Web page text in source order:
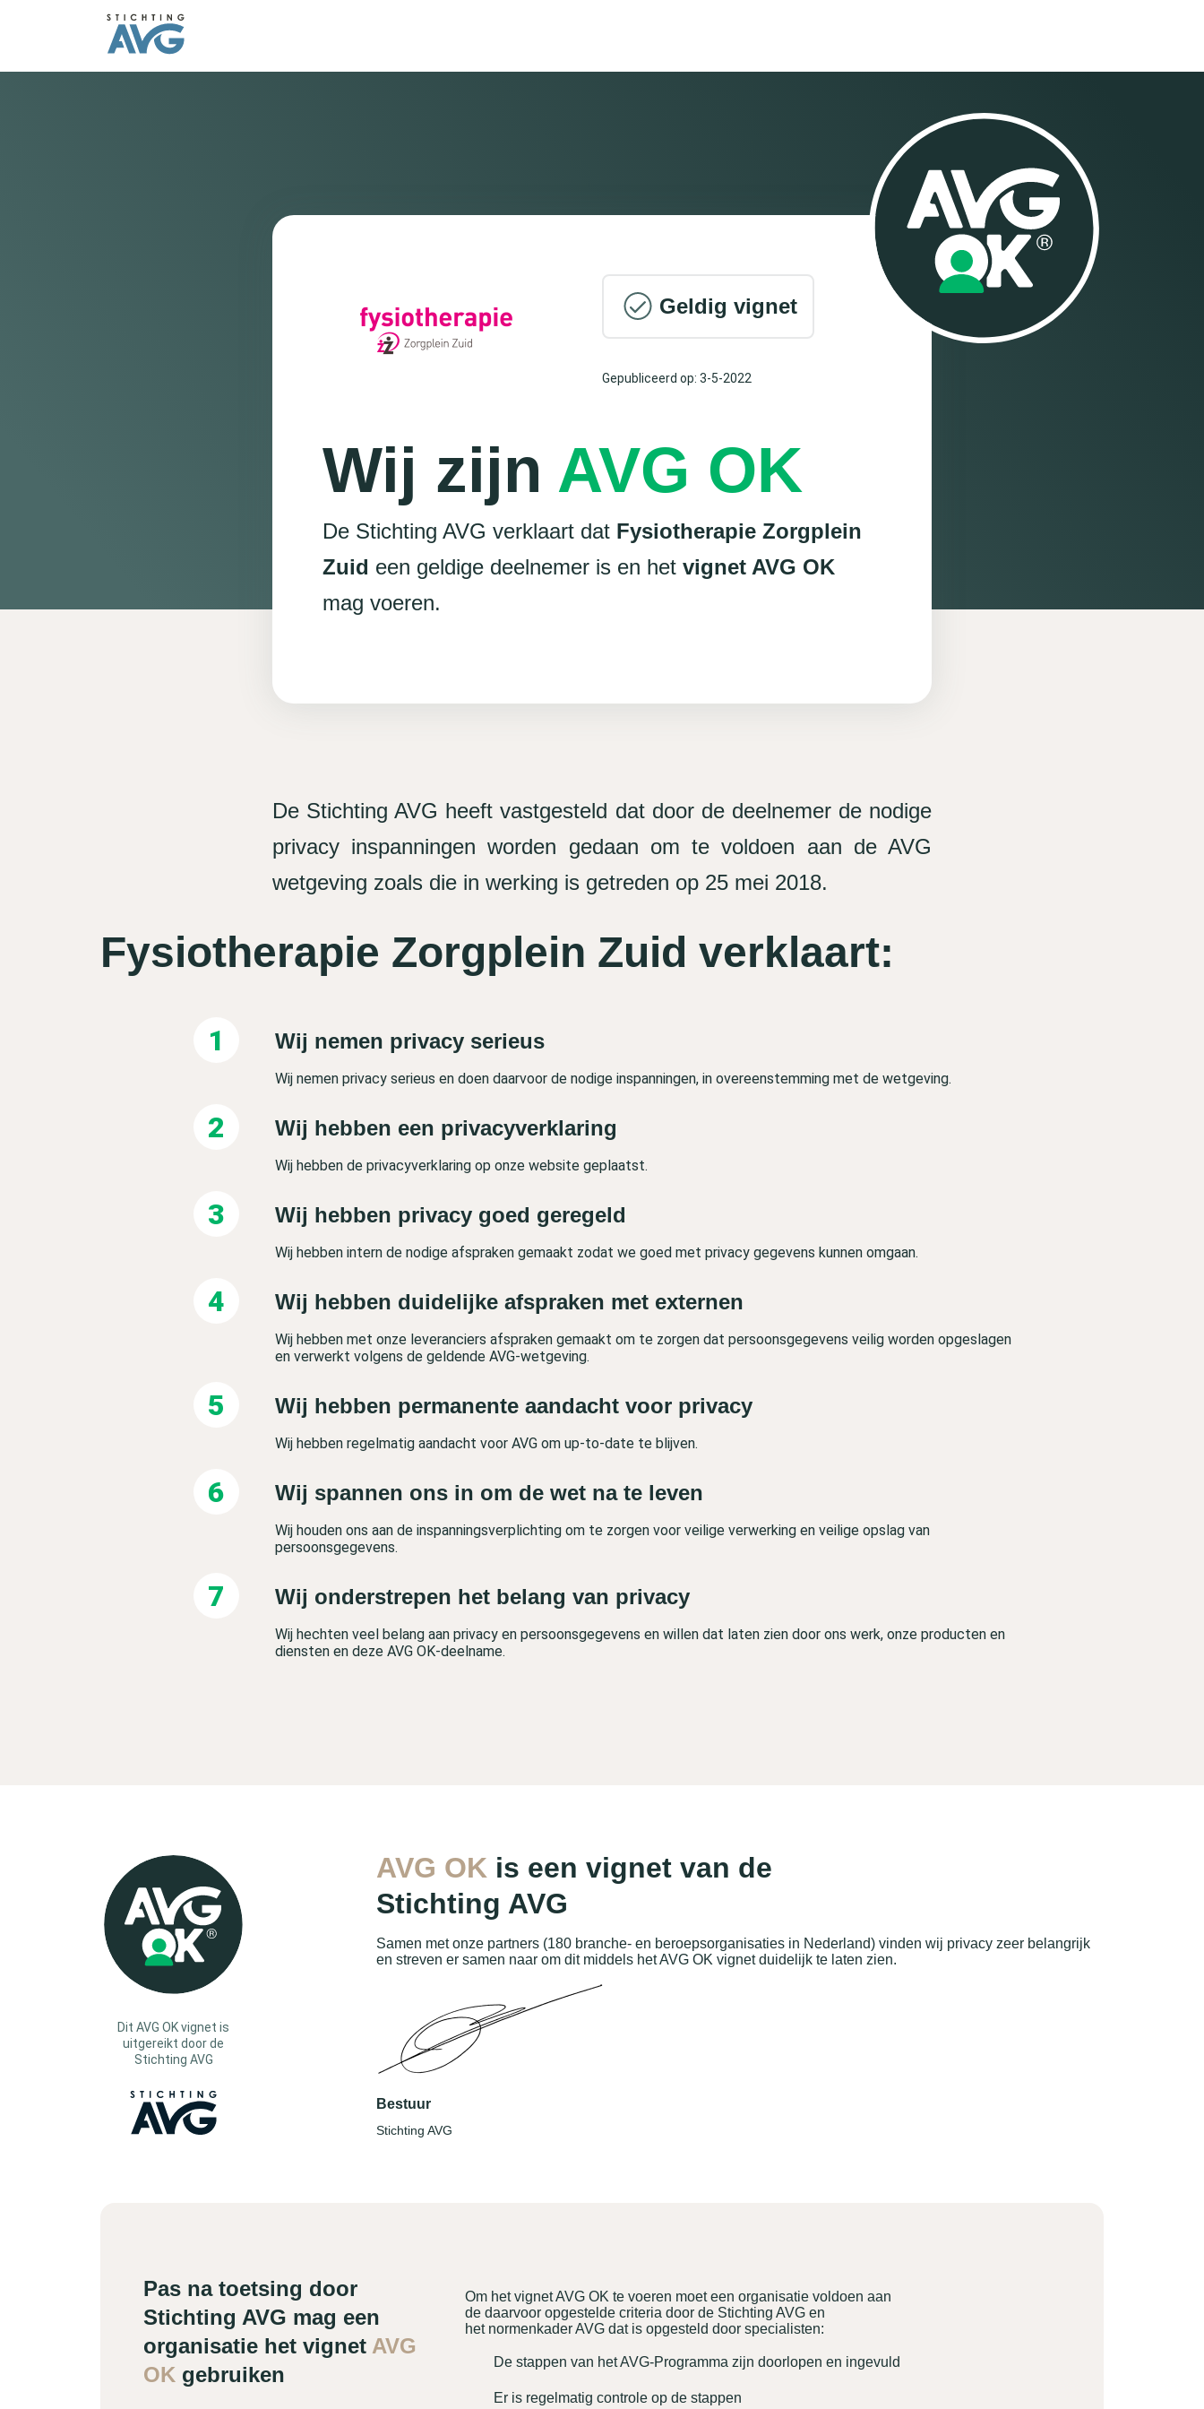
Geldig vignet
Gepubliceerd op: 3-5-2022
Wij zijn AVG OK
De Stichting AVG verklaart dat Fysiotherapie Zorgplein
Zuid een geldige deelnemer is en het vignet AVG OK
mag voeren.
De Stichting AVG heeft vastgesteld dat door de deelnemer de nodige
privacy inspanningen worden gedaan om te voldoen aan de AVG
wetgeving zoals die in werking is getreden op 25 mei 2018.
Fysiotherapie Zorgplein Zuid verklaart:
Wij nemen privacy serieus
Wij nemen privacy serieus en doen daarvoor de nodige inspanningen, in overeenstemming met de wetgeving.
Wij hebben een privacyverklaring
Wij hebben de privacyverklaring op onze website geplaatst.
Wij hebben privacy goed geregeld
Wij hebben intern de nodige afspraken gemaakt zodat we goed met privacy gegevens kunnen omgaan.
Wij hebben duidelijke afspraken met externen
Wij hebben met onze leveranciers afspraken gemaakt om te zorgen dat persoonsgegevens veilig worden opgeslagen
en verwerkt volgens de geldende AVG-wetgeving.
Wij hebben permanente aandacht voor privacy
Wij hebben regelmatig aandacht voor AVG om up-to-date te blijven.
Wij spannen ons in om de wet na te leven
Wij houden ons aan de inspanningsverplichting om te zorgen voor veilige verwerking en veilige opslag van
persoonsgegevens.
Wij onderstrepen het belang van privacy
Wij hechten veel belang aan privacy en persoonsgegevens en willen dat laten zien door ons werk, onze producten en
diensten en deze AVG OK-deelname.
Dit AVG OK vignet is
uitgereikt door de
Stichting AVG
AVG OK is een vignet van de
Stichting AVG
Samen met onze partners (180 branche- en beroepsorganisaties in Nederland) vinden wij privacy zeer belangrijk
en streven er samen naar om dit middels het AVG OK vignet duidelijk te laten zien.
Bestuur
Stichting AVG
Pas na toetsing door
Stichting AVG mag een
organisatie het vignet AVG
OK gebruiken
Om het vignet AVG OK te voeren moet een organisatie voldoen aan
de daarvoor opgestelde criteria door de Stichting AVG en
het normenkader AVG dat is opgesteld door specialisten:
De stappen van het AVG-Programma zijn doorlopen en ingevuld
Er is regelmatig controle op de stappen